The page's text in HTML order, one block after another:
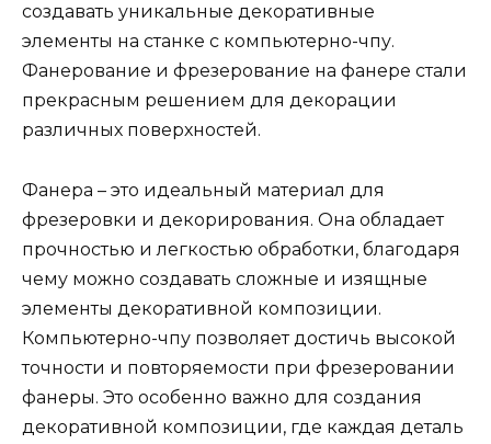
создавать уникальные декоративные
элементы на станке с компьютерно-чпу.
Фанерование и фрезерование на фанере стали
прекрасным решением для декорации
различных поверхностей.
Фанера – это идеальный материал для
фрезеровки и декорирования. Она обладает
прочностью и легкостью обработки, благодаря
чему можно создавать сложные и изящные
элементы декоративной композиции.
Компьютерно-чпу позволяет достичь высокой
точности и повторяемости при фрезеровании
фанеры. Это особенно важно для создания
декоративной композиции, где каждая деталь